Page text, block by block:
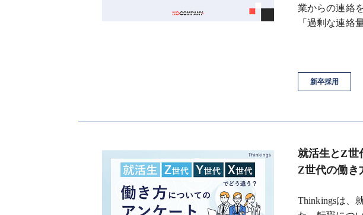
業からの連絡
「過剰な連絡
新卒採用
就活生とZ世
Z世代の働き
Thinkingsは、